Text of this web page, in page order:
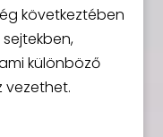
következtében
különböző
vezethet.